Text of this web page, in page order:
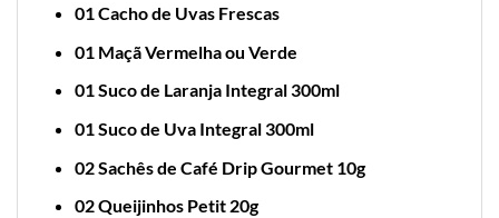
01 Cacho de Uvas Frescas
01 Maçã Vermelha ou Verde
01 Suco de Laranja Integral 300ml
01 Suco de Uva Integral 300ml
02 Sachês de Café Drip Gourmet 10g
02 Queijinhos Petit 20g